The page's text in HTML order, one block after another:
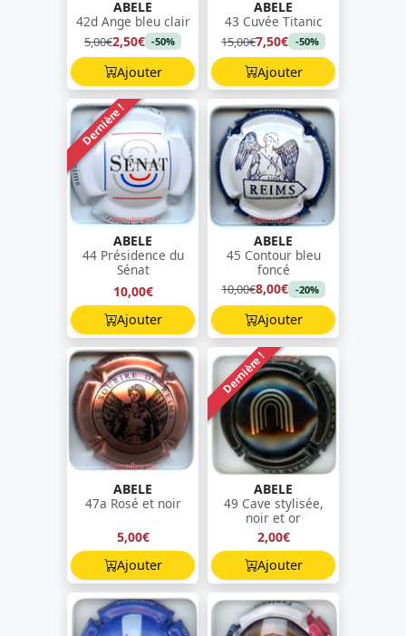
ABELE
42d Ange bleu clair
5,00€2,50€ -50%
Ajouter
ABELE
43 Cuvée Titanic
15,00€7,50€ -50%
Ajouter
Dernière !
ABELE
44 Présidence du
Sénat
10,00€
Ajouter
ABELE
45 Contour bleu
foncé
10,00€8,00€ -20%
Ajouter
ABELE
47a Rosé et noir
5,00€
Ajouter
Dernière !
ABELE
49 Cave stylisée,
noir et or
2,00€
Ajouter